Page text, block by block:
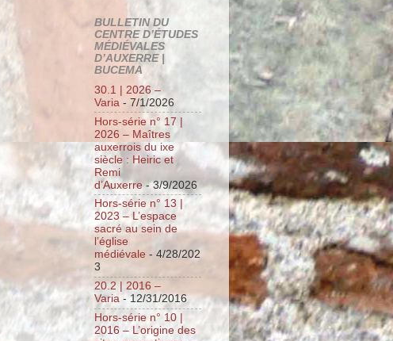
BULLETIN DU
CENTRE D’ÉTUDES
MÉDIÉVALES
D’AUXERRE |
BUCEMA
30.1 | 2026 –
Varia - 7/1/2026
Hors-série n° 17 |
2026 – Maîtres
auxerrois du ixe
siècle : Heiric et
Remi
d’Auxerre- 3/9/2026
Hors-série n° 13 |
2023 – L’espace
sacré au sein de
l’église
médiévale - 4/28/202
3
20.2 | 2016 –
Varia - 12/31/2016
Hors-série n° 10 |
2016 – L’origine des